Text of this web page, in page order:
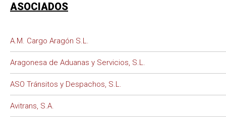
ASOCIADOS
A.M. Cargo Aragón S.L.
Aragonesa de Aduanas y Servicios, S.L.
ASO Tránsitos y Despachos, S.L.
Avitrans, S.A.